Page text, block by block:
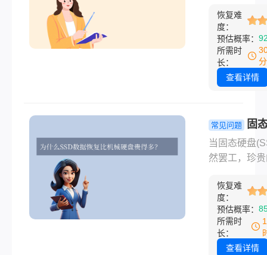
过重新分区
以安全地扩
间。那么c盘
怎么重新分
以下是两种
恢复难
度：
预估概率：
所需时
长：
查看详情
常见问题
固
数据恢复一
少钱？看懂
当固态硬盘
然罢工，珍
很多人第一
是：数据恢
多少钱？ 然
个问题没有
案。与机械
恢复难
度：
预估概率：
所需时
长：
查看详情